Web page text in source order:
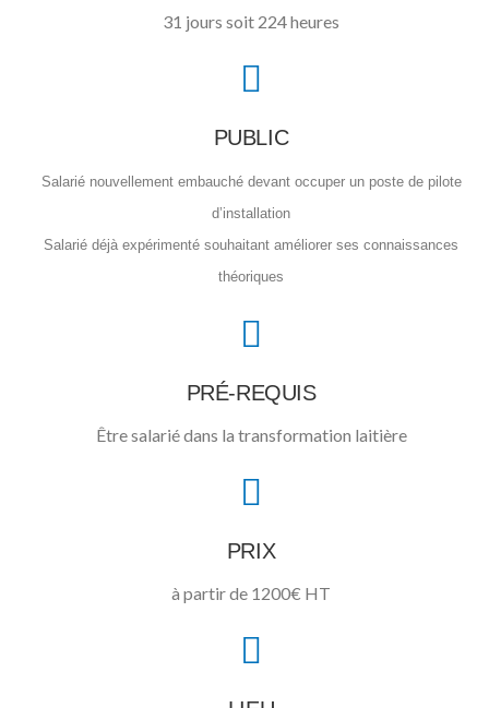
31 jours soit 224 heures
PUBLIC
Salarié nouvellement embauchédevant occuper un poste de pilote
d’installation
Salarié déjà expérimenté souhaitant améliorer ses connaissances
théoriques
PRÉ-REQUIS
Être salarié dans la transformation laitière
PRIX
à partir de 1200€ HT